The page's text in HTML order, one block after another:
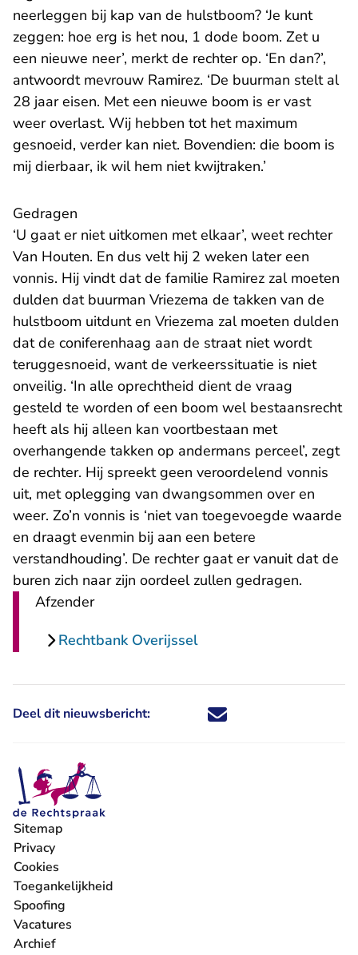
neerleggen bij kap van de hulstboom? ‘Je kunt
zeggen: hoe erg is het nou, 1 dode boom. Zet u
een nieuwe neer’, merkt de rechter op. ‘En dan?’,
antwoordt mevrouw Ramirez. ‘De buurman stelt al
28 jaar eisen. Met een nieuwe boom is er vast
weer overlast. Wij hebben tot het maximum
gesnoeid, verder kan niet. Bovendien: die boom is
mij dierbaar, ik wil hem niet kwijtraken.’
Gedragen
‘U gaat er niet uitkomen met elkaar’, weet rechter
Van Houten. En dus velt hij 2 weken later een
vonnis. Hij vindt dat de familie Ramirez zal moeten
dulden dat buurman Vriezema de takken van de
hulstboom uitdunt en Vriezema zal moeten dulden
dat de coniferenhaag aan de straat niet wordt
teruggesnoeid, want de verkeerssituatie is niet
onveilig. ‘In alle oprechtheid dient de vraag
gesteld te worden of een boom wel bestaansrecht
heeft als hij alleen kan voortbestaan met
overhangende takken op andermans perceel’, zegt
de rechter. Hij spreekt geen veroordelend vonnis
uit, met oplegging van dwangsommen over en
weer. Zo’n vonnis is ‘niet van toegevoegde waarde
en draagt evenmin bij aan een betere
verstandhouding’. De rechter gaat er vanuit dat de
buren zich naar zijn oordeel zullen gedragen.
Afzender
Rechtbank Overijssel
Deel dit nieuwsbericht: Deel dit nieuwsbericht via X -
Deel dit nieuwsbericht via
Deel dit nieuwsbericht
Deel dit
Sitemap
Privacy
Cookies
Toegankelijkheid
Spoofing
Vacatures
- U verlaat Rechtspraak.nl
Archief